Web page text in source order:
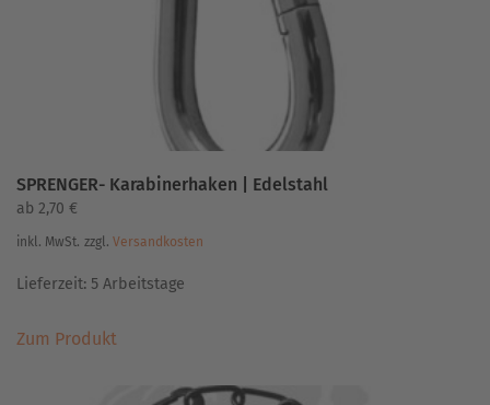
SPRENGER- Karabinerhaken | Edelstahl
ab 2,70 €
inkl. MwSt. zzgl. Versandkosten
Lieferzeit: 5 Arbeitstage
Zum ProduktProdukt
mehrere